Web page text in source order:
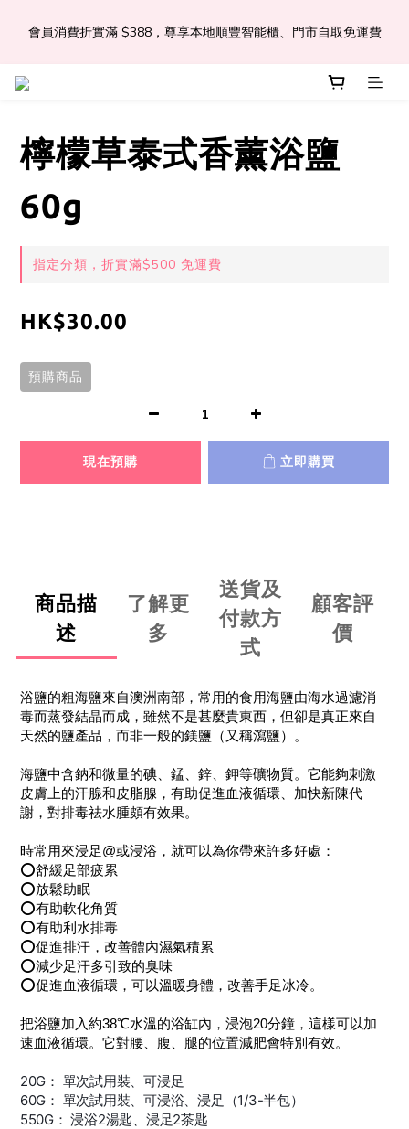
📣Léa & Co. 香氣產品🎉正式登陸PGWHK🎊
會員消費折實滿 $388，尊享本地順豐智能櫃、門市自取免運費
JOIN US Get $ 30 E-Coins🪙｜免費註冊成為會員! 即獲 $30 購買
📣Léa & Co. 香氣產品🎉正式登陸PGWHK🎊
檸檬草泰式香薰浴鹽
60g
指定分類，折實滿$500 免運費
HK$30.00
預購商品
現在預購 立即購買
商品描
述
了解更
多
送貨及
付款方
式
顧客評
價
浴鹽的粗海鹽來自澳洲南部，常用的食用海鹽由海水過濾消
毒而蒸發結晶而成，雖然不是甚麼貴東西，但卻是真正來自
天然的鹽產品，而非一般的鎂鹽（又稱瀉鹽）。
海鹽中含鈉和微量的碘、錳、鋅、鉀等礦物質。它能夠刺激
皮膚上的汗腺和皮脂腺，有助促進血液循環、加快新陳代
謝，對排毒祛水腫頗有效果。
時常用來浸足@或浸浴，就可以為你帶來許多好處：
⭕️舒緩足部疲累
⭕️放鬆助眠
⭕️有助軟化角質
⭕️有助利水排毒
⭕️促進排汗，改善體內濕氣積累
⭕️減少足汗多引致的臭味
⭕️促進血液循環，可以溫暖身體，改善手足冰冷。
把浴鹽加入約38℃水溫的浴缸內，浸泡20分鐘，這樣可以加
速血液循環。它對腰、腹、腿的位置減肥會特別有效。
20G： 單次試用裝、可浸足
60G： 單次試用裝、可浸浴、浸足（1/3-半包）
550G： 浸浴2湯匙、浸足2茶匙